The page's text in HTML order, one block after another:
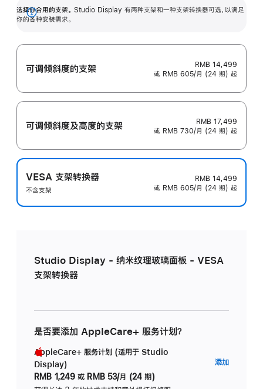
选择你合用的支架。 Studio Display 有两种支架和一种支架转换器可选，以满足
你的各种安装需求。
展
可调倾斜度的支架
RMB 14,499
或 RMB 605/月 (24 期) 起
可调倾斜度及高‍度的支‍架
RMB 17,499
或 RMB 730/月 (24 期) 起
VESA 支架转换器
不含支架
RMB 14,499
或 RMB 605/月 (24 期) 起
Studio Display - 纳米纹理玻璃面板 - VESA
支架转换器
是否要添加 AppleCare+ 服务计划？
AppleCare+ 服务计划 (适用于 Studio
Display)
RMB 1,249 或 RMB 53/月 (24 期)
添加